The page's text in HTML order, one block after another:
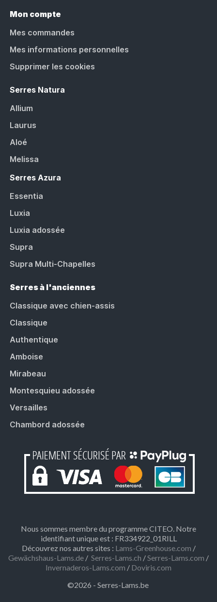
Mon compte
Mes commandes
Mes informations personnelles
Supprimer les cookies
Serres Natura
Allium
Laurus
Aloé
Melissa
Serres Azura
Essentia
Luxia
Luxia adossée
Supra
Supra Multi-Chapelles
Serres à l'anciennes
Classique avec chien-assis
Classique
Authentique
Amboise
Mirabeau
Montesquieu adossée
Versailles
Chambord adossée
Nous sommes membre du programme CITEO. Notre
identifiant unique est : FR334922_01RILL
Découvrez nos autres sites : Lams-Greenhouse.com /
Gewächshaus-Lams.de / Serres-Lams.ch /Serres-Lams.com /
Invernaderos-Lams.com / Doviris.com
©2026 - Serres-Lams.be